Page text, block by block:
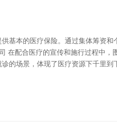
基本的医疗保险。通过集体筹资
在配合医疗的宣传和施行过程中
的场景，体现了医疗资源下千里